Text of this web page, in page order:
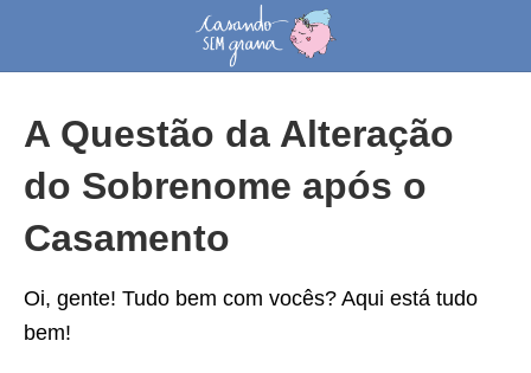
A Questão da Alteração
do Sobrenome após o
Casamento
Oi, gente! Tudo bem com vocês? Aqui está tudo
bem!